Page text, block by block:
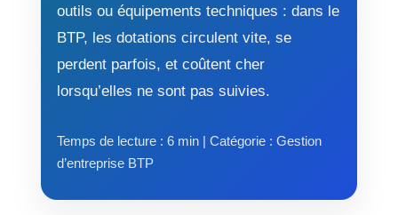
outils ou équipements techniques : dans le
BTP, les dotations circulent vite, se
perdent parfois, et coûtent cher
lorsqu’elles ne sont pas suivies.
Temps de lecture : 6 min | Catégorie : Gestion
d’entreprise BTP